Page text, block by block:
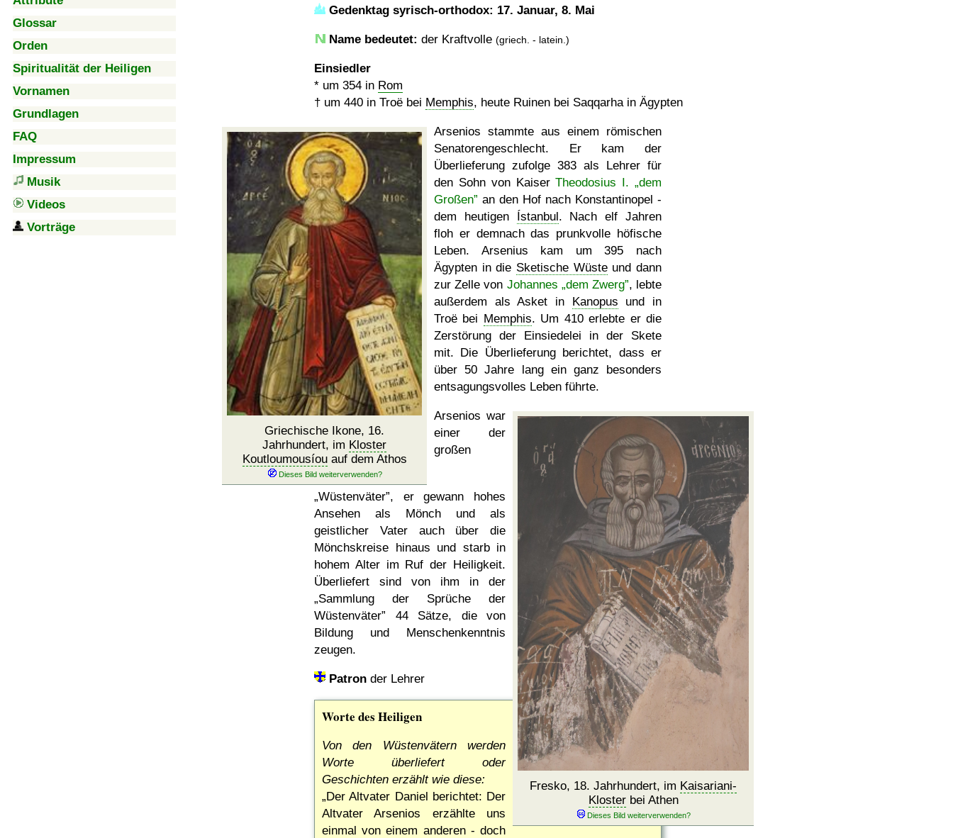
Glossar
Orden
Spiritualität der Heiligen
Vornamen
Grundlagen
FAQ
Impressum
Musik
Videos
Vorträge
Gedenktag syrisch-orthodox: 17. Januar, 8. Mai
Name bedeutet: der Kraftvolle (griech. - latein.)
Einsiedler
* um 354 in Rom
† um 440 in Troë bei Memphis, heute Ruinen bei Saqqarha in Ägypten
Griechische Ikone, 16.
Jahrhundert, im Kloster
Koutloumousíouauf dem Athos
Arsenios stammte aus einem römischen
Senatorengeschlecht. Er kam der
Überlieferung zufolge 383 als Lehrer für
den Sohn von KaiserTheodosius I. „dem
Großen” an den Hof nach Konstantinopel -
dem heutigen Ístanbul. Nach elf Jahren
floh er demnach das prunkvolle höfische
Leben. Arsenius kam um 395 nach
Ägypten in die Sketische Wüsteund dann
zur Zelle von Johannes „dem Zwerg”, lebte
außerdem als Asket in Kanopus und in
Troë bei Memphis. Um 410 erlebte er die
Zerstörung der Einsiedelei in der Skete
mit. Die Überlieferung berichtet, dass er
über 50 Jahre lang ein ganz besonders
entsagungsvolles Leben führte.
Fresko, 18. Jahrhundert, im Kaisariani-
Klosterbei Athen
Arsenios war
einer der
großen
Wüstenväter , er gewann hohes
Ansehen als Mönch und als
geistlicher Vater auch über die
Mönchskreise hinaus und starb in
hohem Alter im Ruf der Heiligkeit.
Überliefert sind von ihm in der
Sammlung der Sprüche der
Wüstenväter
44 Sätze, die von
Bildung und Menschenkenntnis
zeugen.
Patron der Lehrer
Worte des Heiligen
Von den Wüstenvätern werden
Worte überliefert oder
Geschichten erzählt wie diese:
Der Altvater Daniel berichtet: Der
Altvater Arsenios erzählte uns
einmal von einem anderen - doch